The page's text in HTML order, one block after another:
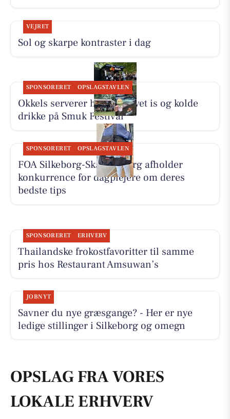
VEJRET
Sol og skarpe kontraster i dag
SPONSORERET OPSLAGSTAVLEN
Okkels serverer hjemmelavet is og kolde
drikke på Smuk Festival
SPONSORERET OPSLAGSTAVLEN
FOA Silkeborg-Skanderborg afholder
konkurrence for dagplejere om deres
bedste tips
SPONSORERET ERHVERV
Thailandske frokostfavoritter til samme
pris hos Restaurant Amsuwan’s
JOBNYT
Savner du nye græsgange? - Her er nye
ledige stillinger i Silkeborg og omegn
OPSLAG FRA VORES
LOKALE ERHVERV